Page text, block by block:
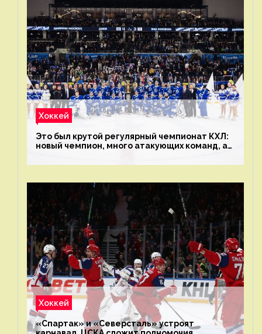
Хоккей
Это был крутой регулярный чемпионат КХЛ:
новый чемпион, много атакующих команд, а
Хоккей
«Спартак» и «Северсталь» устроят